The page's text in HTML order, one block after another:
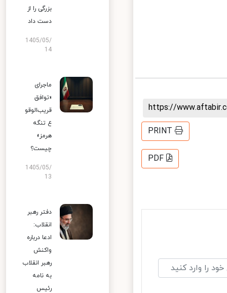
https://
PRINT
PDF
بزرگی را از
دست داد
1405/05/
14
ماجرای
«توافق
قریب‌الوقو
ع تنگه
هرمز»
چیست؟
1405/05/
13
دفتر رهبر
انقلاب:
ادعا درباره
واکنش
رهبر انقلاب
به نامه
رئیس